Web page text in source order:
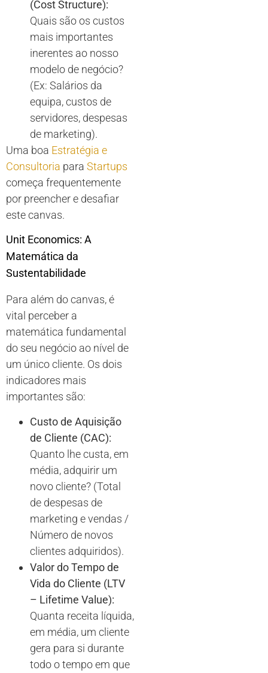
(Cost Structure):
Quais são os custos
mais importantes
inerentes ao nosso
modelo de negócio?
(Ex: Salários da
equipa, custos de
servidores, despesas
de marketing).
Uma boa Estratégia e
Consultoria para Startups
começa frequentemente
por preencher e desafiar
este canvas.
Unit Economics: A
Matemática da
Sustentabilidade
Para além do canvas, é
vital perceber a
matemática fundamental
do seu negócio ao nível de
um único cliente. Os dois
indicadores mais
importantes são:
Custo de Aquisição
de Cliente (CAC):
Quanto lhe custa, em
média, adquirir um
novo cliente? (Total
de despesas de
marketing e vendas /
Número de novos
clientes adquiridos).
Valor do Tempo de
Vida do Cliente (LTV
– Lifetime Value):
Quanta receita líquida,
em média, um cliente
gera para si durante
todo o tempo em que